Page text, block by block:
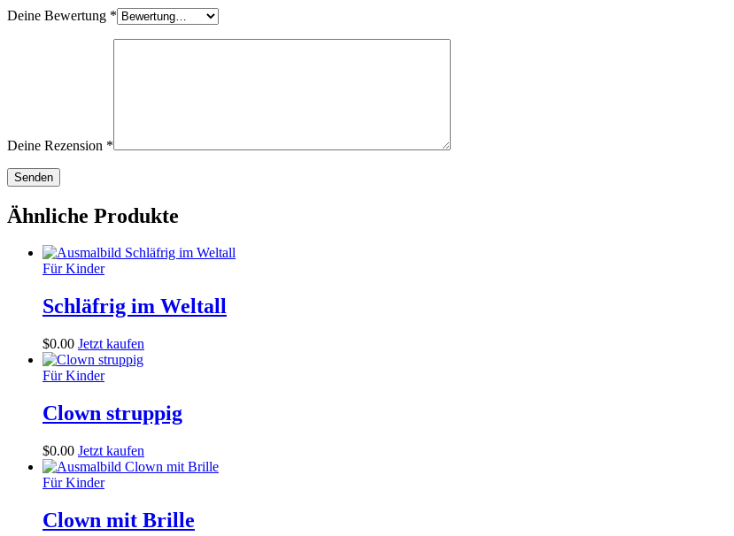
Deine Bewertung *
Deine Rezension *
Ähnliche Produkte
Für Kinder
Schläfrig im Weltall
$0.00 Jetzt kaufen
Für Kinder
Clown struppig
$0.00 Jetzt kaufen
Für Kinder
Clown mit Brille